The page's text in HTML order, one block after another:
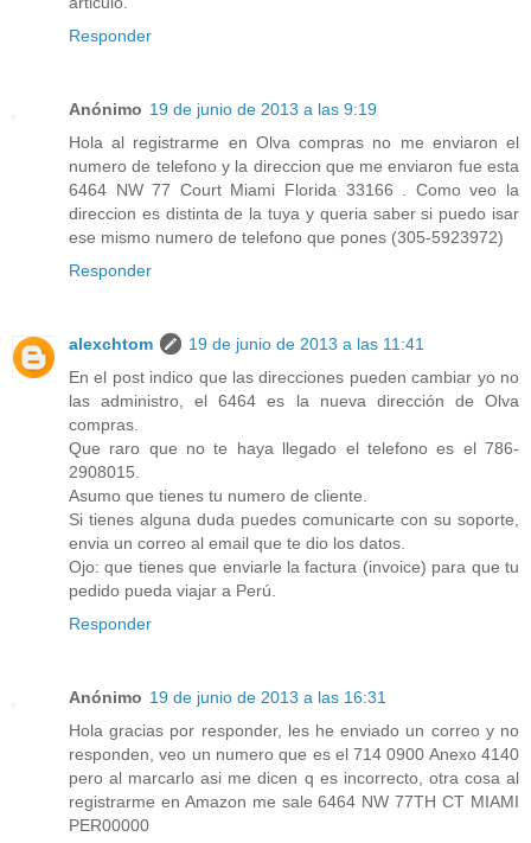
Responder
Anónimo 19 de junio de 2013 a las 9:19
Hola al registrarme en Olva compras no me enviaron el
numero de telefono y la direccion que me enviaron fue esta
6464 NW 77 Court Miami Florida 33166 . Como veo la
direccion es distinta de la tuya y queria saber si puedo isar
ese mismo numero de telefono que pones (305-5923972)
Responder
alexchtom
19 de junio de 2013 a las 11:41
En el post indico que las direcciones pueden cambiar yo no
las administro, el 6464 es la nueva dirección de Olva
compras.
Que raro que no te haya llegado el telefono es el 786-
2908015.
Asumo que tienes tu numero de cliente.
Si tienes alguna duda puedes comunicarte con su soporte,
envia un correo al email que te dio los datos.
Ojo: que tienes que enviarle la factura (invoice) para que tu
pedido pueda viajar a Perú.
Responder
Anónimo 19 de junio de 2013 a las 16:31
Hola gracias por responder, les he enviado un correo y no
responden, veo un numero que es el 714 0900 Anexo 4140
pero al marcarlo asi me dicen q es incorrecto, otra cosa al
registrarme en Amazon me sale 6464 NW 77TH CT MIAMI
PER00000